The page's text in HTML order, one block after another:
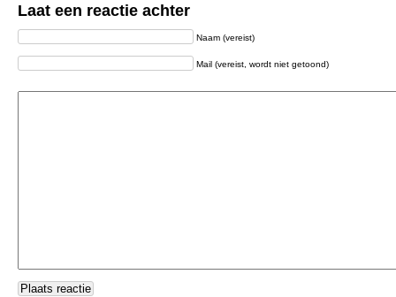
Laat een reactie achter
Naam (vereist)
Mail (vereist, wordt niet getoond)